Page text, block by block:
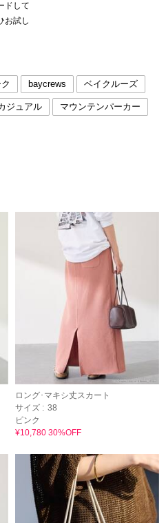
ドして
お試し
baycrews ベイクルーズ
ジュアル マウンテンパーカー
ロング･マキシ丈スカート
サイズ : 38
ピンク
¥10,780 30%OFF